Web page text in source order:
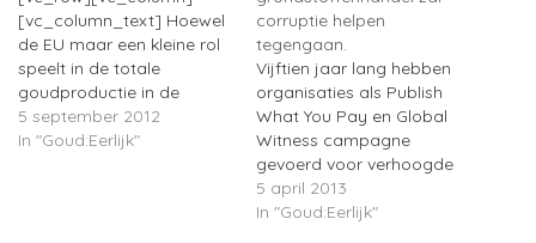
[vc_column_text] Hoewel
de EU maar een kleine rol
speelt in de totale
goudproductie in de
wereld, is de handel en
consumptie van goud
5 september 2012
In "Goud:Eerlijk"
corruptie helpen
tegengaan.
Vijftien jaar lang hebben
organisaties als Publish
What You Pay en Global
Witness campagne
gevoerd voor verhoogde
transparantie op het
gebied van betalingen
5 april 2013
In "Goud:Eerlijk"